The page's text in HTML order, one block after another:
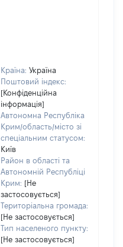
Країна: Україна
Поштовий індекс:
[Конфіденційна
інформація]
Автономна Республіка
Крим/область/місто зі
спеціальним статусом:
Київ
Район в області та
Автономній Республіці
Крим: [Не
застосовується]
Територіальна громада:
[Не застосовується]
Тип населеного пункту:
[Не застосовується]